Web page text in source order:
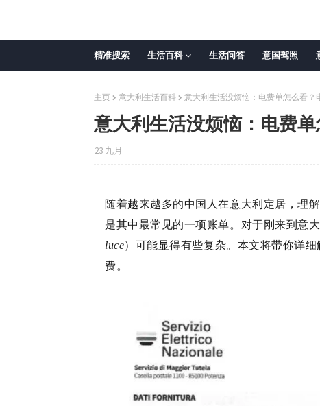
精准搜索 生活百科 生活问答 意国驾照
主页 意大利生活百科 意大利生活没烦恼：电费单怎么看？
意大利生活没烦恼：电费
23 九月
随着越来越多的中国人在意大利定居，理
是其中最常见的一项账单。对于刚来到意
luce）可能显得有些复杂。本文将带你详
费。